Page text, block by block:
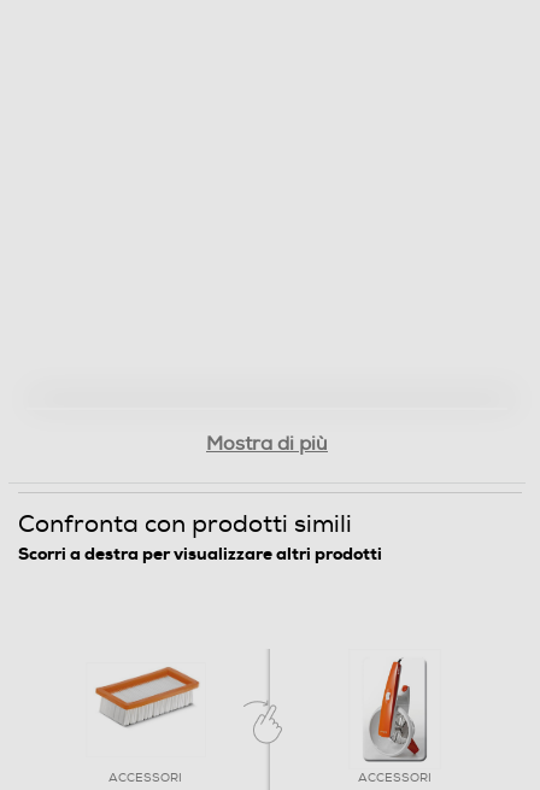
Mostra di più
Confronta con prodotti simili
Scorri a destra per visualizzare altri prodotti
ACCESSORI ACCESSORI